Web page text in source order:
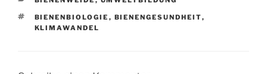
SCHLAGWÖRTER
BIENENBIOLOGIE , BIENENGESUNDHEIT,
KLIMAWANDEL